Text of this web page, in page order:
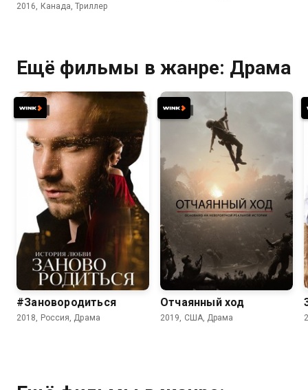
2016, Канада, Триллер
Ещё фильмы в жанре: Драма
6.9
#Зановородиться
2018, Россия, Драма
6.5 6.8
Отчаянный ход
2019, США, Драма